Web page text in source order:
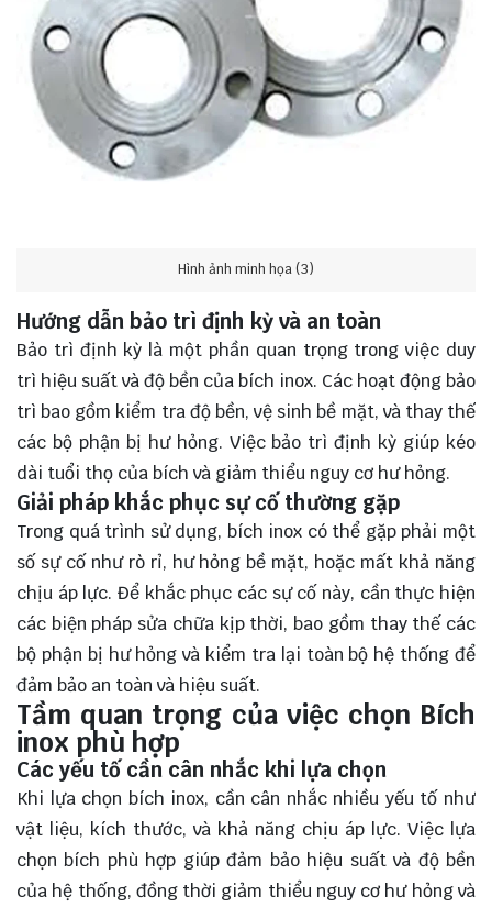
Hình ảnh minh họa (3)
Hướng dẫn bảo trì định kỳ và an toàn
Bảo trì định kỳ là một phần quan trọng trong việc duy
trì hiệu suất và độ bền của bích inox. Các hoạt động bảo
trì bao gồm kiểm tra độ bền, vệ sinh bề mặt, và thay thế
các bộ phận bị hư hỏng. Việc bảo trì định kỳ giúp kéo
dài tuổi thọ của bích và giảm thiểu nguy cơ hư hỏng.
Giải pháp khắc phục sự cố thường gặp
Trong quá trình sử dụng, bích inox có thể gặp phải một
số sự cố như rò rỉ, hư hỏng bề mặt, hoặc mất khả năng
chịu áp lực. Để khắc phục các sự cố này, cần thực hiện
các biện pháp sửa chữa kịp thời, bao gồm thay thế các
bộ phận bị hư hỏng và kiểm tra lại toàn bộ hệ thống để
đảm bảo an toàn và hiệu suất.
Tầm quan trọng của việc chọn Bích
inox phù hợp
Các yếu tố cần cân nhắc khi lựa chọn
Khi lựa chọn bích inox, cần cân nhắc nhiều yếu tố như
vật liệu, kích thước, và khả năng chịu áp lực. Việc lựa
chọn bích phù hợp giúp đảm bảo hiệu suất và độ bền
của hệ thống, đồng thời giảm thiểu nguy cơ hư hỏng và